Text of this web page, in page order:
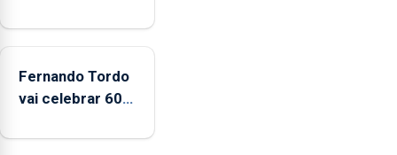
e
Fernando Tordo
vai celebrar 60
no Coliseu